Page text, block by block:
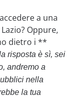
a una
Oppure,
dietro i **
risposta è sì, sei
andremo a
nella
la tua